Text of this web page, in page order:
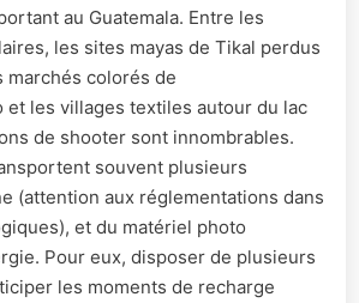
au Guatemala. Entre les
les sites mayas de Tikal perdus
marchés colorés de
et les villages textiles autour du lac
de shooter sont innombrables.
souvent plusieurs
(attention aux réglementations dans
et du matériel photo
Pour eux, disposer de plusieurs
les moments de recharge